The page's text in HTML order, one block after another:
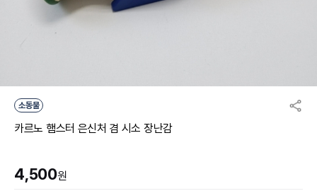
소동물
카르노 햄스터 은신처 겸 시소 장난감
4,500원